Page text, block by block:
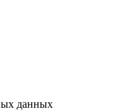
данных